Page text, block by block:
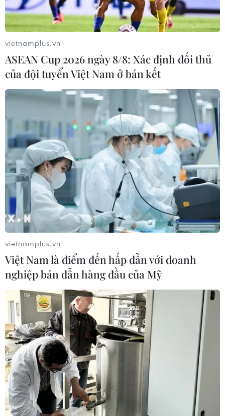
Robot tác động mạnh tới thị
trường lao động toàn cầu
09/07/2019 07:00
Robot được dự báo sẽ tác động mạnh đến lực lượng
lao động toàn cầu trong vài năm tới, khi nhiều công ty
có kế hoạch cắt giảm nhân công và tiến tới quy trình
sản xuất tự động hóa tiên tiến.
vietnamplus.vn
ASEAN Cup 2026 ngày 8/8: Xác định đối thủ
của đội tuyển Việt Nam ở bán kết
vietnamplus.vn
Việt Nam là điểm đến hấp dẫn với doanh
nghiệp bán dẫn hàng đầu của Mỹ